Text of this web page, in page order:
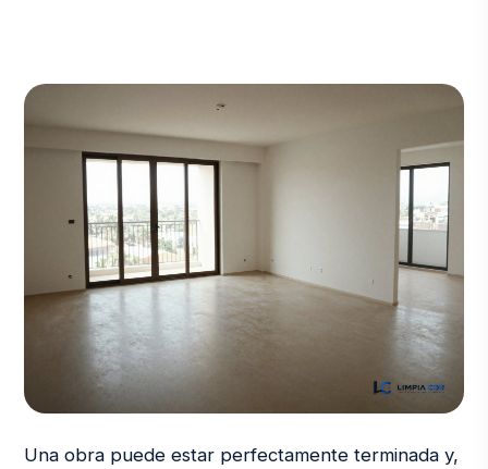
Una obra puede estar perfectamente terminada y,